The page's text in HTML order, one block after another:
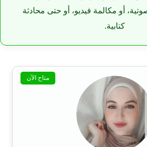
أو مكالمة فيديو، أو حتى محادثة
كتابية.
متاح الآن